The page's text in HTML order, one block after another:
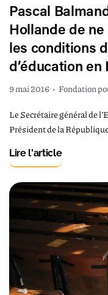
Pascal
Hollande de
les conditions
d’éducation en
9 mai 2016 • Fondation
Le Secrétaire général de
Président de la
Lire l'article